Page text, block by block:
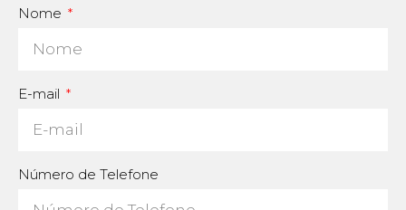
Nome
E-mail
Número de Telefone